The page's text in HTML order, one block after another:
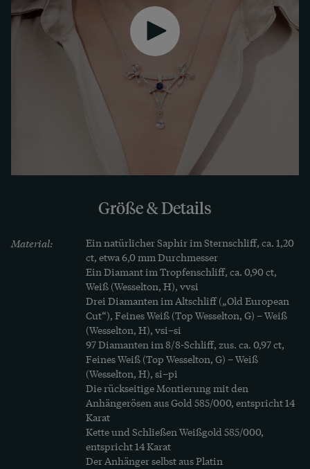
aus Platin, doch blieben diese lange die
Ausnahme. Der hier vorliegende Anhänger ganz
aus Platin ist damit eine besondere Kostbarkeit.
Die rückseitige Montierung, die sich abschrauben
lässt, ist aus Gelbgold gefertigt, die Kette mit
ihren Schließen wurde später ergänzt, sie besteht
aus Weißgold. Dabei lässt sich die Kette in zwei
Längen tragen.
Wir haben das Collier hier in Berlin erwerben
Qualität der Materialien liegt dem Collier bei.
Größe & Details
Material:
Ein natürlicher Saphir im Sternschliff, ca. 1,20
ct, etwa 6,0 mm Durchmesser
Ein Diamant im Tropfenschliff, ca. 0,90 ct,
Weiß (Wesselton, H), vvsi
Drei Diamanten im Altschliff („Old European
Cut“), Feines Weiß (Top Wesselton, G) – Weiß
(Wesselton, H), vsi–si
97 Diamanten im 8/8-Schliff, zus. ca. 0,97 ct,
Feines Weiß (Top Wesselton, G) – Weiß
(Wesselton, H), si–pi
Die rückseitige Montierung mit den
Anhängerösen aus Gold 585/000, entspricht 14
Karat
Kette und Schließen Weißgold 585/000,
entspricht 14 Karat
Der Anhänger selbst aus Platin